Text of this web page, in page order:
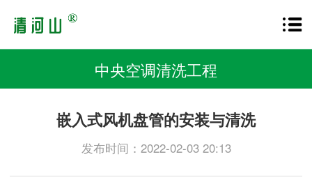
中央空调清洗工程
嵌入式风机盘管的安装与清洗
发布时间：2022-02-03 20:13